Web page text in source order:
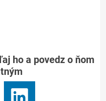
ho a povedz o ňom